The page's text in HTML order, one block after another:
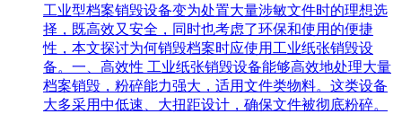
工业型档案销毁设备变为处置大量涉敏文件时的理想选
择，既高效又安全，同时也考虑了环保和使用的便捷
性，本文探讨为何销毁档案时应使用工业纸张销毁设
备。一、高效性 工业纸张销毁设备能够高效地处理大量
档案销毁，粉碎能力强大，适用文件类物料。这类设备
大多采用中低速、大扭距设计，确保文件被彻底粉碎。